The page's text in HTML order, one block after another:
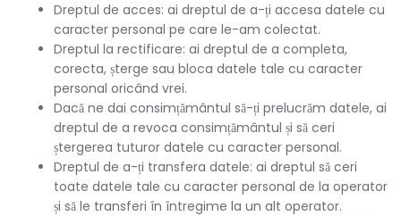
Dreptul de acces: ai dreptul de a-ți accesa datele cu
caracter personal pe care le-am colectat.
Dreptul la rectificare: ai dreptul de a completa,
corecta, șterge sau bloca datele tale cu caracter
personal oricând vrei.
Dacă ne dai consimțământul să-ți prelucrăm datele, ai
dreptul de a revoca consimțământul și să ceri
ștergerea tuturor datele cu caracter personal.
Dreptul de a-ți transfera datele: ai dreptul să ceri
toate datele tale cu caracter personal de la operator
și să le transferi în întregime la un alt operator.